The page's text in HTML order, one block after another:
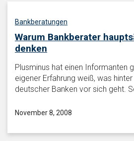
Bankberatungen
Warum Bankberater
denken
Plusminus hat einen Informanten
eigener Erfahrung weiß, was
deutscher Banken vor sich geht.
November 8, 2008